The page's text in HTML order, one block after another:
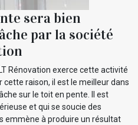
sera bien
par la société
Rénovation exerce cette activité
cette raison, il est le meilleur dans
sur le toit en pente. Il est
et qui se soucie des
emmène à produire un résultat